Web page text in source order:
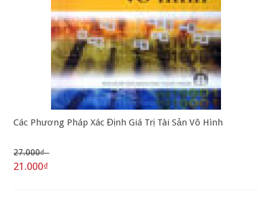
Các Phương Pháp Xác Định Giá Trị Tài Sản Vô Hình
27.000₫
21.000₫